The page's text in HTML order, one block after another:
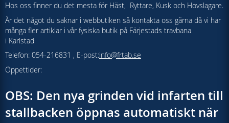
Hos oss finner du det mesta för Häst, Ryttare, Kusk och Hovslagare.
Är det något du saknar i webbutiken så kontakta oss gärna då vi har
många fler artiklar i vår fysiska butik på Färjestads travbana
i Karlstad
Telefon: 054-216831 , E-post:info@frtab.se
Öppettider:
OBS: Den nya grinden vid infarten till
stallbacken öppnas automatiskt när